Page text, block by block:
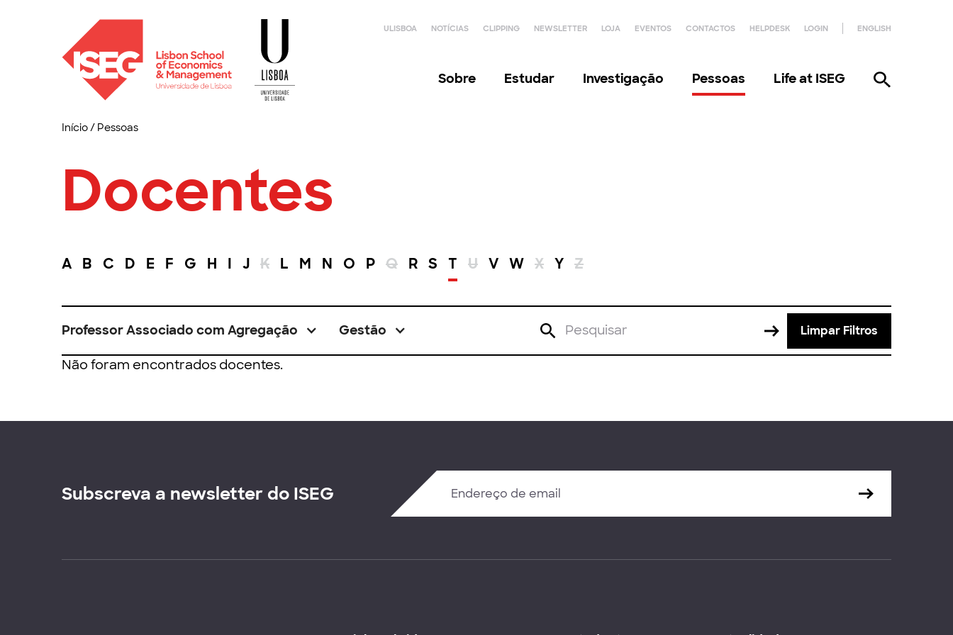
ULISBOA NOTÍCIAS CLIPPING NEWSLETTER LOJA EVENTOS CONTACTOS HELPDESK LOGIN ENGLISH
Sobre Estudar Investigação Pessoas Life at ISEG
Início/ Pessoas
Docentes
A B C D E F G H I J K L M N O P Q R S T U V W X Y Z
Professor Associado com Agregação Gestão Limpar Filtros
Não foram encontrados docentes.
Subscreva a newsletter do ISEG